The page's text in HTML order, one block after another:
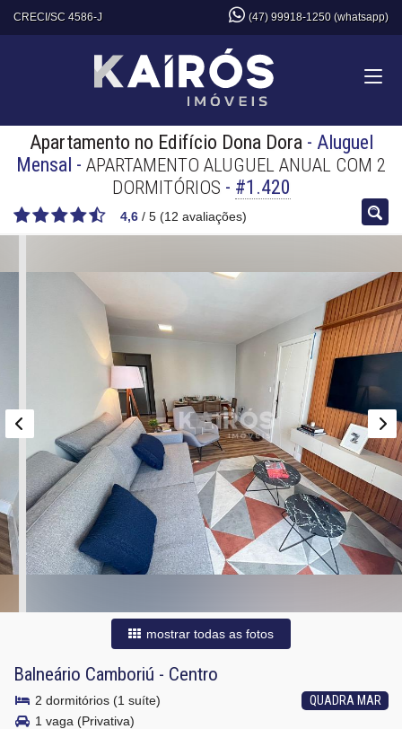
CRECI/SC 4586-J (47) 99918-1250 (whatsapp)
Apartamento no Edifício Dona Dora- Aluguel
Mensal - APARTAMENTO ALUGUEL ANUAL COM 2
DORMITÓRIOS - #1.420
4,6 / 5 (12 avaliações)
mostrar todas as fotos
Balneário Camboriú - Centro
QUADRA MAR
2 dormitórios (1 suíte)
1 vaga (Privativa)